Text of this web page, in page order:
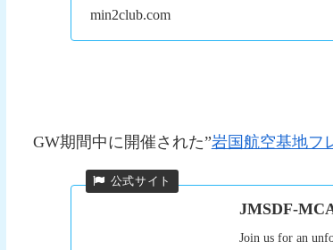
min2club.com
GW期間中に開催された”岩国航空基地フ
JMSDF-
Join us for an